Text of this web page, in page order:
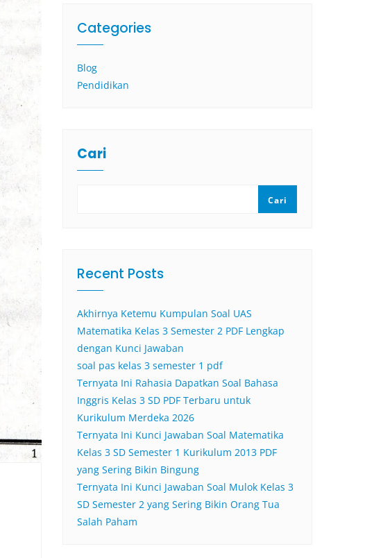
Categories
Blog
Pendidikan
Cari
Cari
Recent Posts
Akhirnya Ketemu Kumpulan Soal UAS
Matematika Kelas 3 Semester 2 PDF Lengkap
dengan Kunci Jawaban
soal pas kelas 3 semester 1 pdf
Ternyata Ini Rahasia Dapatkan Soal Bahasa
Inggris Kelas 3 SD PDF Terbaru untuk
Kurikulum Merdeka 2026
Ternyata Ini Kunci Jawaban Soal Matematika
Kelas 3 SD Semester 1 Kurikulum 2013 PDF
yang Sering Bikin Bingung
Ternyata Ini Kunci Jawaban Soal Mulok Kelas 3
SD Semester 2 yang Sering Bikin Orang Tua
Salah Paham